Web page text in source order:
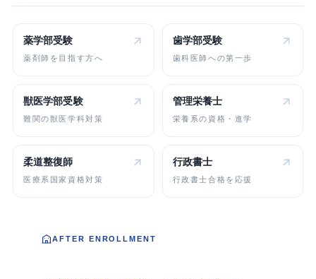
薬学部受験
薬剤師を目指す方へ
歯学部受験
歯科医師への第一歩
獣医学部受験
難関の獣医学科対策
管理栄養士
栄養系の資格・進学
柔道整復師
医療系国家資格対策
行政書士
行政書士合格を応援
AFTER ENROLLMENT